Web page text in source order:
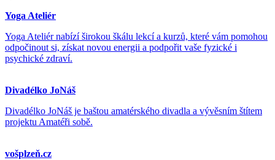
Yoga Ateliér
Yoga Ateliér nabízí širokou škálu lekcí a kurzů, které vám pomohou
odpočinout si, získat novou energii a podpořit vaše fyzické i
psychické zdraví.
Divadélko JoNáš
Divadélko JoNáš je baštou amatérského divadla a vývěsním štítem
projektu Amatéři sobě.
vošplzeň.cz